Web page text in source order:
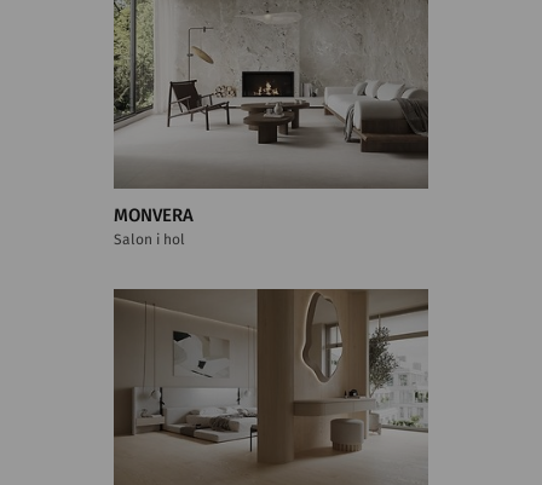
MONVERA
Salon i hol